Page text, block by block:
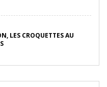
LES CROQUETTES AU